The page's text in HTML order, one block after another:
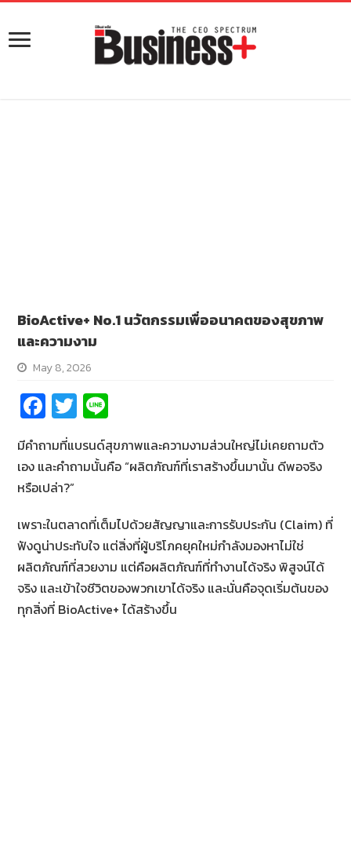
BioActive+ No.1 นวัตกรรมเพื่ออนาคตของสุขภาพ
และความงาม
May 8, 2026
Fa
ce
b
o
k
T
wi
tt
er
e
มีคำถามที่แบรนด์สุขภาพและความงามส่วนใหญ่ไม่เคยถามตัว
เอง และคำถามนั้นคือ “ผลิตภัณฑ์ที่เราสร้างขึ้นมานั้น ดีพอจริง
หรือเปล่า?”
เพราะในตลาดที่เต็มไปด้วยสัญญาและการรับประกัน (Claim) ที่
ฟังดูน่าประทับใจ แต่สิ่งที่ผู้บริโภคยุคใหม่กำลังมองหาไม่ใช่
ผลิตภัณฑ์ที่สวยงาม แต่คือผลิตภัณฑ์ที่ทำงานได้จริง พิสูจน์ได้
จริง และเข้าใจชีวิตของพวกเขาได้จริง และนั่นคือจุดเริ่มต้นของ
ทุกสิ่งที่ BioActive+ ได้สร้างขึ้น